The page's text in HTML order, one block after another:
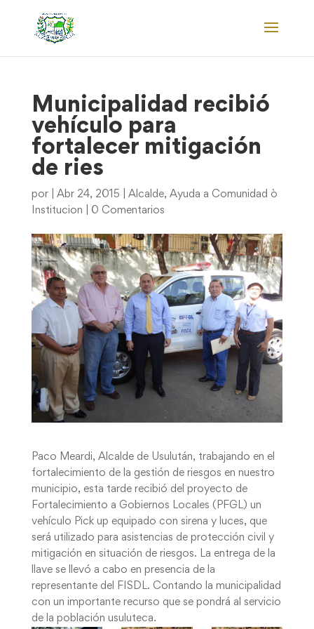
Municipalidad recibió
vehículo para
fortalecer mitigación
de ries
por Abr 24, 2015 Alcalde, Ayuda a Comunidad ò
Institucion
0 Comentarios
Paco Meardi, Alcalde de Usulután, trabajando en el
fortalecimiento de la gestión de riesgos en nuestro
municipio, esta tarde recibió del proyecto de
Fortalecimiento a Gobiernos Locales (PFGL) un
vehículo Pick up equipado con sirena y luces, que
será utilizado para asistencias de protección civil y
mitigación en situación de riesgos. La entrega de la
llave se llevó a cabo en presencia de la
representante del FISDL. Contando la municipalidad
con un importante recurso que se pondrá al servicio
de la población usuluteca.